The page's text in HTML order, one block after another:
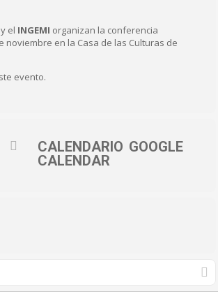
y el INGEMI organizan la conferencia
noviembre en la Casa de las Culturas de
evento.
CALENDARIO GOOGLE
CALENDAR